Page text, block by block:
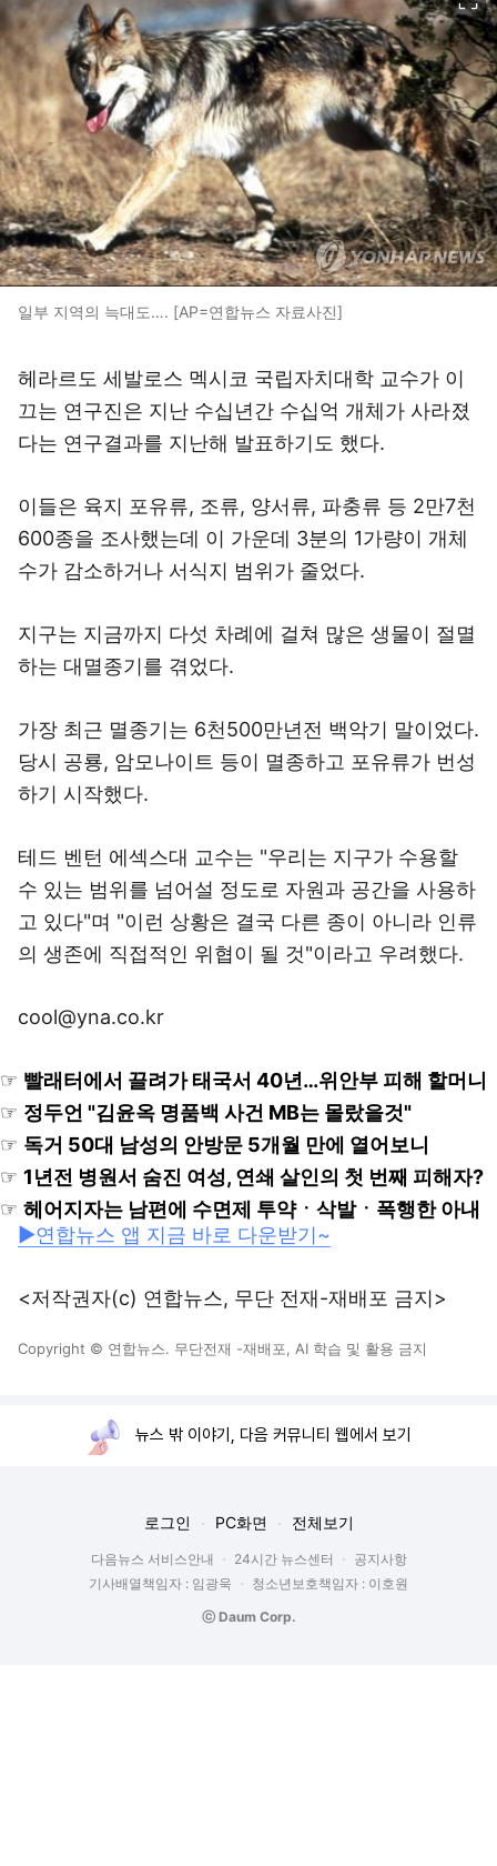
일부 지역의 늑대도…. [AP=연합뉴스 자료사진]
헤라르도 세발로스 멕시코 국립자치대학 교수가 이
끄는 연구진은 지난 수십년간 수십억 개체가 사라졌
다는 연구결과를 지난해 발표하기도 했다.
이들은 육지 포유류, 조류, 양서류, 파충류 등 2만7천
600종을 조사했는데 이 가운데 3분의 1가량이 개체
수가 감소하거나 서식지 범위가 줄었다.
지구는 지금까지 다섯 차례에 걸쳐 많은 생물이 절멸
하는 대멸종기를 겪었다.
가장 최근 멸종기는 6천500만년전 백악기 말이었다.
당시 공룡, 암모나이트 등이 멸종하고 포유류가 번성
하기 시작했다.
테드 벤턴 에섹스대 교수는 "우리는 지구가 수용할
수 있는 범위를 넘어설 정도로 자원과 공간을 사용하
고 있다"며 "이런 상황은 결국 다른 종이 아니라 인류
의 생존에 직접적인 위협이 될 것"이라고 우려했다.
cool@yna.co.kr
☞ 빨래터에서 끌려가 태국서 40년…위안부 피해 할머니
☞ 정두언 "김윤옥 명품백 사건 MB는 몰랐을것"
☞ 독거 50대 남성의 안방문 5개월 만에 열어보니
☞ 1년전 병원서 숨진 여성, 연쇄 살인의 첫 번째 피해자?
☞ 헤어지자는 남편에 수면제 투약ㆍ삭발ㆍ폭행한 아내
▶연합뉴스 앱 지금 바로 다운받기~
<저작권자(c) 연합뉴스, 무단 전재-재배포 금지>
Copyright © 연합뉴스. 무단전재 -재배포, AI 학습 및 활용 금지
뉴스 밖 이야기, 다음 커뮤니티 웹에서 보기
로그인 PC화면 전체보기
다음뉴스 서비스안내 24시간 뉴스센터
공지사항
기사배열책임자 : 임광욱
청소년보호책임자 : 이호원
ⓒ Daum Corp.